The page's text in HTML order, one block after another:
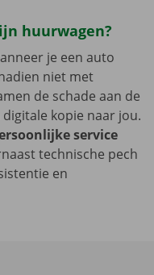
huurwagen?
je een auto
niet met
de schade aan de
kopie naar jou.
service
technische pech
en